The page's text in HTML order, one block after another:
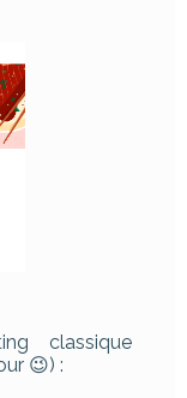
classique
😉) :